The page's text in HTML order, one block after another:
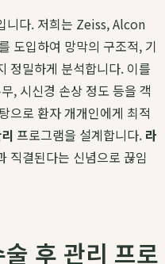
니다. 저희는 Zeiss, Alcon
도입하여 망막의 구조적, 기
정밀하게 분석합니다. 이를
, 시신경 손상 정도 등을 객
으로 환자 개개인에게 최적
프로그램을 설계합니다. 라
직결된다는 신념으로 끊임
후 관리 프로